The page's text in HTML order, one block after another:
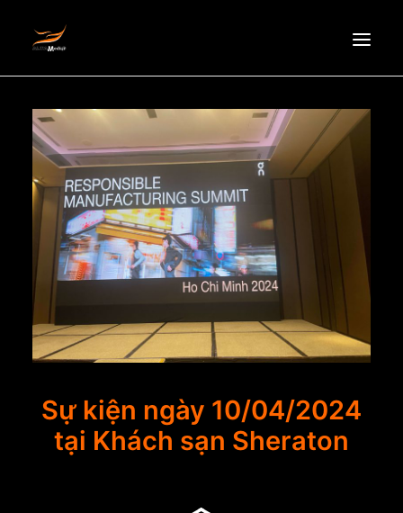
HOMEPAGE
ABOUT US
NEWS
PRODUCTS
PARTNERS
RECRUITMENT
EN
Sự kiện ngày 10/04/2024
tại Khách sạn Sheraton